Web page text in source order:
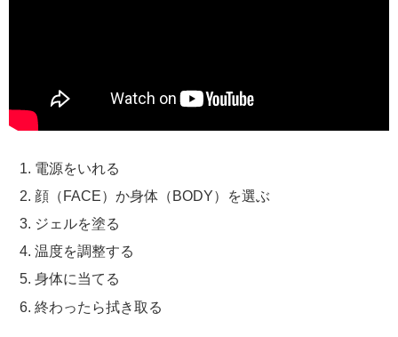
電源をいれる
顔（FACE）か身体（BODY）を選ぶ
ジェルを塗る
温度を調整する
身体に当てる
終わったら拭き取る